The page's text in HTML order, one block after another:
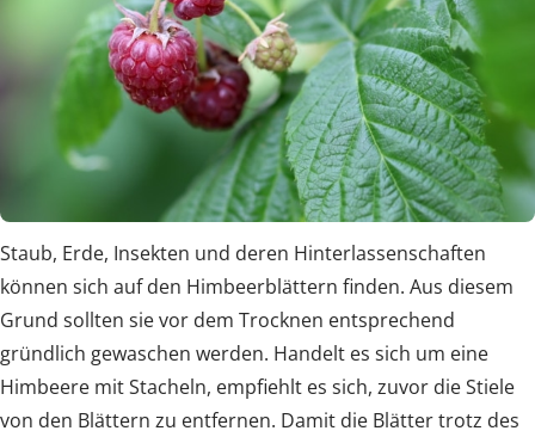
Staub, Erde, Insekten und deren Hinterlassenschaften
können sich auf den Himbeerblättern finden. Aus diesem
Grund sollten sie vor dem Trocknen entsprechend
gründlich gewaschen werden. Handelt es sich um eine
Himbeere mit Stacheln, empfiehlt es sich, zuvor die Stiele
von den Blättern zu entfernen. Damit die Blätter trotz des